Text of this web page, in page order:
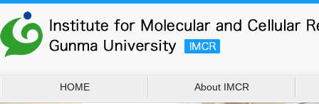
HOME About IMCR